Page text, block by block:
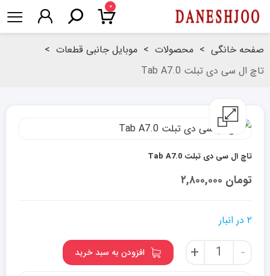
۰
صفحه خانگی > محصولات > موبایل جانبی قطعات >
تاچ ال سی دی تبلت Tab A7.0
تاچ ال سی دی تبلت Tab A7.0
۲,۸۰۰,۰۰۰ تومان
۲ در انبار
-
+ افزودن به سبد خرید